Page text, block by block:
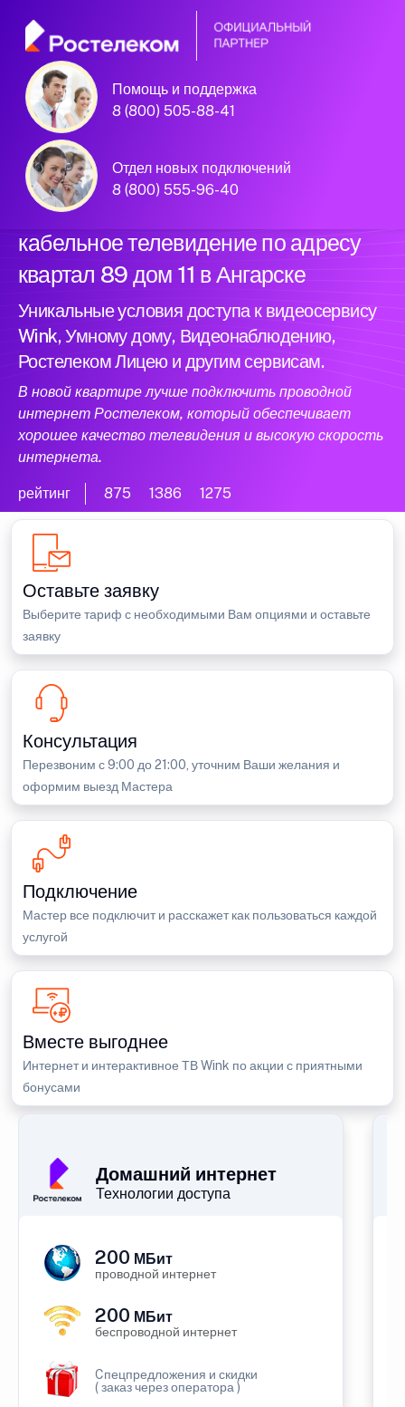
Помощь и поддержка
8 (800) 505-88-41
Отдел новых подключений
8 (800) 555-96-40
Официальный
партнер Ростелеком
Подключили новый интернет и
кабельное телевидение по адресу
квартал 89 дом 11 в Ангарске
Уникальные условия доступа к видеосервису
Wink, Умному дому, Видеонаблюдению,
Ростелеком Лицею и другим сервисам.
В новой квартире лучше подключить проводной
интернет Ростелеком, который обеспечивает
хорошее качество телевидения и высокую скорость
интернета.
рейтинг 875 1386 1275
Оставьте заявку
Выберите тариф с необходимыми Вам опциями и оставьте
заявку
Консультация
Перезвоним с 9:00 до 21:00, уточним Ваши желания и
оформим выезд Мастера
Подключение
Мастер все подключит и расскажет как пользоваться каждой
услугой
Вместе выгоднее
Интернет и интерактивное ТВ Wink по акции с приятными
бонусами
Домашний интернет
Технологии доступа
200 МБит
проводной интернет
200 МБит
беспроводной интернет
Cпецпредложения и скидки
( заказ через оператора )